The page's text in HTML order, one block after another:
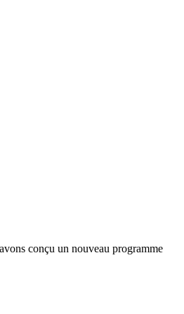
conçu un nouveau programme